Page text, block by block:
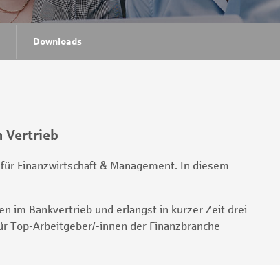
Downloads
Vertrieb
Finanzwirtschaft & Management. In diesem
im Bankvertrieb und erlangst in kurzer Zeit drei
Top-Arbeitgeber/-innen der Finanzbranche